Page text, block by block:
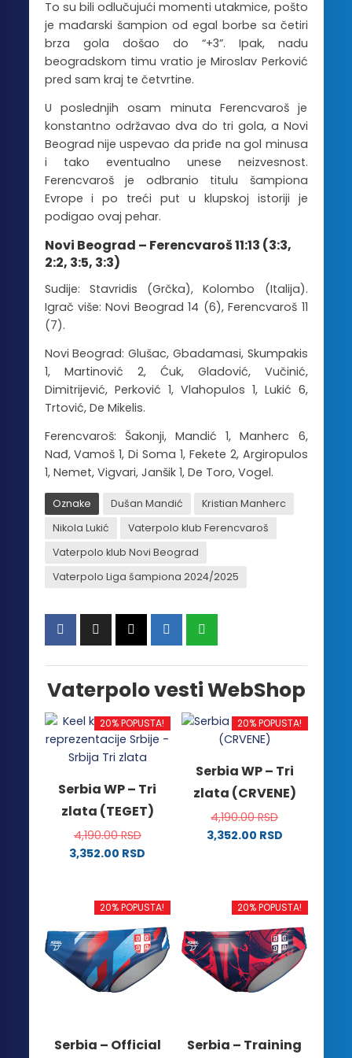
To su bili odlučujući momenti utakmice, pošto
je mađarski šampion od egal borbe sa četiri
brza gola došao do “+3”. Ipak, nadu
beogradskom timu vratio je Miroslav Perković
pred sam kraj te četvrtine.
U poslednjih osam minuta Ferencvaroš je
konstantno održavao dva do tri gola, a Novi
Beograd nije uspevao da priđe na gol minusa
i tako eventualno unese neizvesnost.
Ferencvaroš je odbranio titulu šampiona
Evrope i po treći put u klupskoj istoriji je
podigao ovaj pehar.
Novi Beograd – Ferencvaroš 11:13 (3:3,
2:2, 3:5, 3:3)
Sudije: Stavridis (Grčka), Kolombo (Italija).
Igrač više: Novi Beograd 14 (6), Ferencvaroš 11
(7).
Novi Beograd: Glušac, Gbadamasi, Skumpakis
1, Martinović 2, Ćuk, Gladović, Vučinić,
Dimitrijević, Perković 1, Vlahopulos 1, Lukić 6,
Trtović, De Mikelis.
Ferencvaroš: Šakonji, Mandić 1, Manherc 6,
Nađ, Vamoš 1, Di Soma 1, Fekete 2, Argiropulos
1, Nemet, Vigvari, Janšik 1, De Toro, Vogel.
Oznake Dušan Mandić
Kristian Manherc
Nikola Lukić
Vaterpolo klub Ferencvaroš
Vaterpolo klub Novi Beograd
Vaterpolo Liga šampiona 2024/2025
Vaterpolo vesti WebShop
20% POPUSTA!
Serbia WP – Tri
zlata (TEGET)
4,190.00RSD
3,352.00 RSD
ima
varijanti.
Opcije
mogu
biti
stranici
20% POPUSTA!
Serbia WP – Tri
zlata (CRVENE)
4,190.00RSD
3,352.00 RSD
više
varijanti.
Opcije
mogu
biti
izabrane
proizvoda.
20% POPUSTA!
Serbia – Official
20% POPUSTA!
Serbia – Training